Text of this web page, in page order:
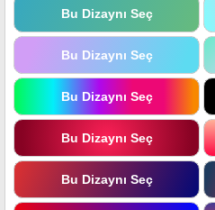
Bu Dizaynı Seç
Bu Dizaynı Seç
Bu Dizaynı Seç
Bu Dizaynı Seç
Bu Dizaynı Seç